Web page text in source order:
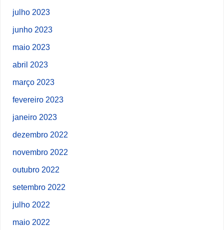
julho 2023
junho 2023
maio 2023
abril 2023
março 2023
fevereiro 2023
janeiro 2023
dezembro 2022
novembro 2022
outubro 2022
setembro 2022
julho 2022
maio 2022